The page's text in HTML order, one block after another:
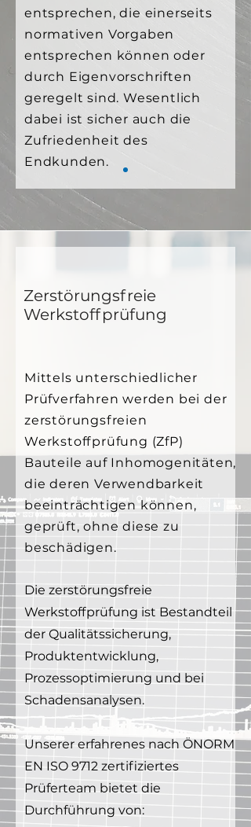
entsprechen, die einerseits
normativen Vorgaben
entsprechen können oder
durch Eigenvorschriften
geregelt sind. Wesentlich
dabei ist sicher auch die
Zufriedenheit des
Endkunden.
Zerstörungsfreie
Werkstoffprüfung
Mittels unterschiedlicher
Prüfverfahren werden bei der
zerstörungsfreien
Werkstoffprüfung (ZfP)
Bauteile auf Inhomogenitäten,
die deren Verwendbarkeit
beeinträchtigen können,
geprüft, ohne diese zu
beschädigen.
Die zerstörungsfreie
Werkstoffprüfung ist Bestandteil
der Qualitätssicherung,
Produktentwicklung,
Prozessoptimierung und bei
Schadensanalysen.
Unserer erfahrenes nach ÖNORM
EN ISO 9712 zertifiziertes
Prüferteam bietet die
Durchführung von: